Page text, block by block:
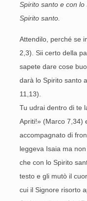
Spirito santo e con
Spirito santo.
Attendilo, perché se
2,3). Sii certo della
sapete dare cose
darà lo Spirito santo
11,13).
Tu udrai dentro di te
Apriti!» (Marco 7,34)
accompagnato di
leggeva Isaia ma
che con lo Spirito
testo e gli mutò il
cui il Signore risorto